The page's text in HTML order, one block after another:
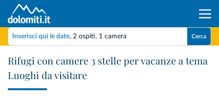
Inserisci qui le date, 2 ospiti, 1 camera Cerca
Rifugi con camere 3 stelle per vacanze a tema
Luoghi da visitare